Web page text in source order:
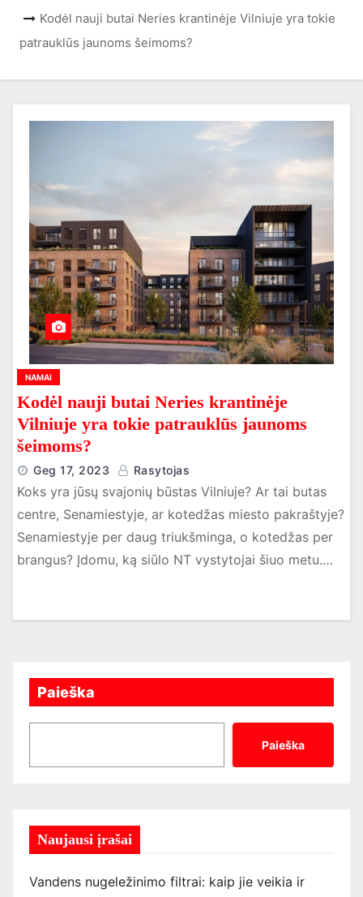
Kodėl nauji butai Neries krantinėje Vilniuje yra tokie
patrauklūs jaunoms šeimoms?
NAMAI
Kodėl nauji butai Neries krantinėje
Vilniuje yra tokie patrauklūs jaunoms
šeimoms?
Geg 17, 2023 Rasytojas
Koks yra jūsų svajonių būstas Vilniuje? Ar tai butas
centre, Senamiestyje, ar kotedžas miesto pakraštyje?
Senamiestyje per daug triukšminga, o kotedžas per
brangus? Įdomu, ką siūlo NT vystytojai šiuo metu.…
Paieška
Paieška
Naujausi įrašai
Vandens nugeležinimo filtrai: kaip jie veikia ir